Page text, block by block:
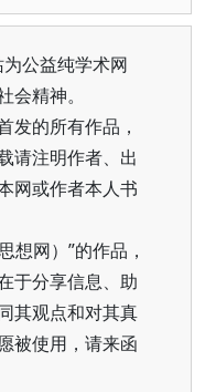
公益纯学术网
精神。
发的所有作品，
请注明作者、出
网或作者本人书
想网）”的作品，
于分享信息、助
其观点和对其真
被使用，请来函